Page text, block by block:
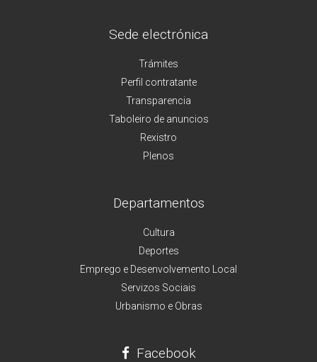
Sede electrónica
Trámites
Perfil contratante
Transparencia
Taboleiro de anuncios
Rexistro
Plenos
Departamentos
Cultura
Deportes
Emprego e Desenvolvemento Local
Servizos Sociais
Urbanismo e Obras
Facebook